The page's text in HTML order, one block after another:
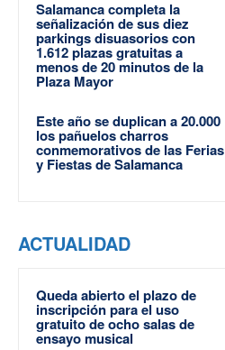
Salamanca completa la
señalización de sus diez
parkings disuasorios con
1.612 plazas gratuitas a
menos de 20 minutos de la
Plaza Mayor
Este año se duplican a 20.000
los pañuelos charros
conmemorativos de las Ferias
y Fiestas de Salamanca
ACTUALIDAD
Queda abierto el plazo de
inscripción para el uso
gratuito de ocho salas de
ensayo musical